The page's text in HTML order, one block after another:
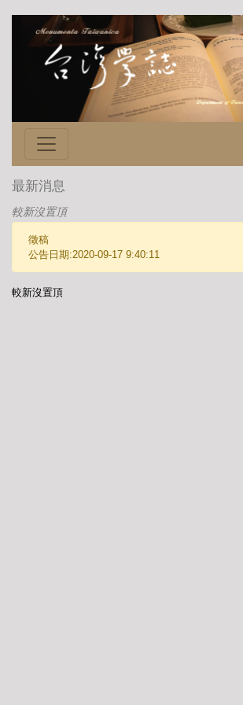
最新消息
較新沒置頂
徵稿
公告日期:2020-09-17 9:40:11
較新沒置頂